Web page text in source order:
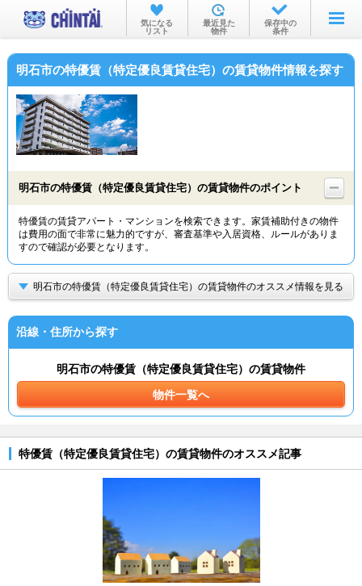
お部屋を探す
沿線・駅から
物件特集から
TOP
気になる
リスト
最近見た
物件
保存中の
条件
明石市の特優賃（特定優良賃貸住宅）の賃貸物件情報を探す
明石市の特優賃（特定優良賃貸住宅）の賃貸物件のポイント
特優賃の賃貸アパート・マンションを検索できます。家賃補助付きの物件
は費用の面で非常に魅力的ですが、審査基準や入居資格、ルールがありま
すので確認が必要となります。
明石市の特優賃（特定優良賃貸住宅）の賃貸物件のオススメ情報を見る
沿線・住所から探す
明石市の特優賃（特定優良賃貸住宅）の賃貸物件
物件一覧へ
特優賃（特定優良賃貸住宅）の賃貸物件のオススメ記事